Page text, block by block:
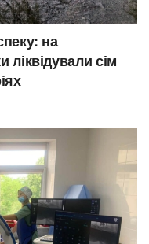
на
ліквідували сім